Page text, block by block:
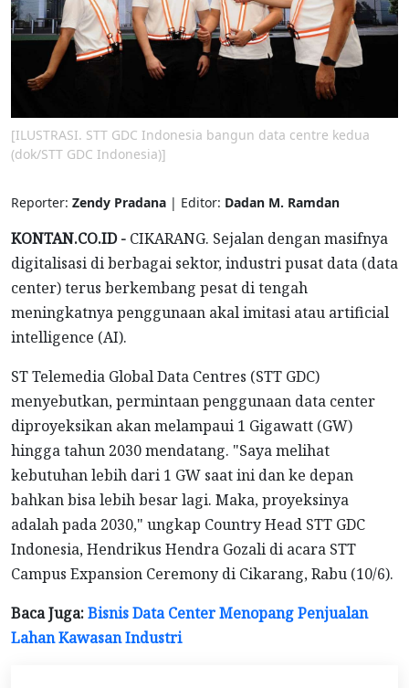
[ILUSTRASI. STT GDC Indonesia bangun data centre kedua
(dok/STT GDC Indonesia)]
Reporter: Zendy Pradana | Editor: Dadan M. Ramdan
KONTAN.CO.ID - CIKARANG. Sejalan dengan masifnya
digitalisasi di berbagai sektor, industri pusat data (data
center) terus berkembang pesat di tengah
meningkatnya penggunaan akal imitasi atau artificial
intelligence (AI).
ST Telemedia Global Data Centres (STT GDC)
menyebutkan, permintaan penggunaan data center
diproyeksikan akan melampaui 1 Gigawatt (GW)
hingga tahun 2030 mendatang. "Saya melihat
kebutuhan lebih dari 1 GW saat ini dan ke depan
bahkan bisa lebih besar lagi. Maka, proyeksinya
adalah pada 2030," ungkap Country Head STT GDC
Indonesia, Hendrikus Hendra Gozali di acara STT
Campus Expansion Ceremony di Cikarang, Rabu (10/6).
Baca Juga:Bisnis Data Center Menopang Penjualan
Lahan Kawasan Industri